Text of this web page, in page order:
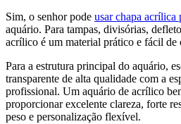
Sim, o senhor pode usar chapa acrílica
aquário. Para tampas, divisórias,
acrílico é um material prático e fácil de
Para a estrutura principal do aquário,
transparente de alta qualidade com a
profissional. Um aquário de acrílico
proporcionar excelente clareza, forte
peso e personalização flexível.